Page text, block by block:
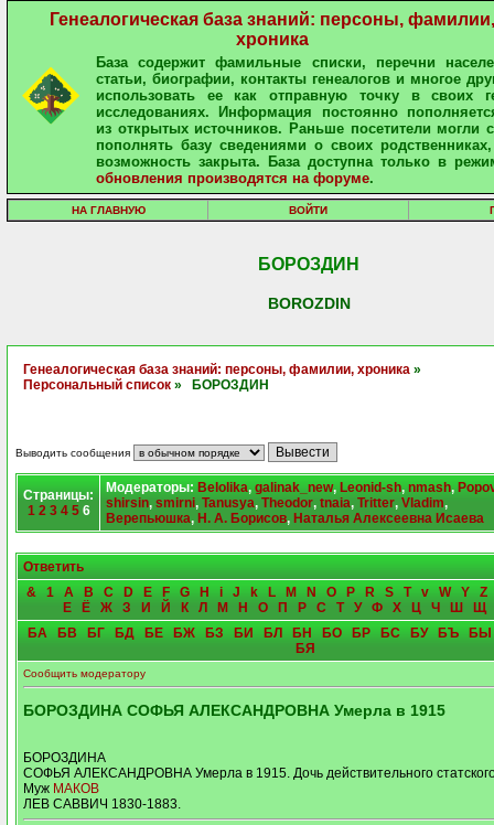
Генеалогическая база знаний: персоны, фамилии,
хроника
База содержит фамильные списки, перечни
статьи, биографии, контакты генеалогов и многое
использовать ее как отправную точку в своих
исследованиях. Информация постоянно
из открытых источников. Раньше посетители могли
пополнять базу сведениями о своих
возможность закрыта. База доступна только в
обновления производятся на форуме.
НА ГЛАВНУЮ ВОЙТИ
БОРОЗДИН
BOROZDIN
Генеалогическая база знаний: персоны, фамилии, хроника »
Персональный список » БОРОЗДИН
Выводить сообщения
Страницы:
1 2 3 4 56
Модераторы: Belolika, galinak_new, Leonid-sh, nmash,
shirsin, smirni, Tanusya, Theodor, tnaia, Tritter, Vladim,
Верепьюшка, Н. А. Борисов, Наталья Алексеевна Исаева
Ответить
&
1 A B C D E F G H i J k L M N O P R S T v W Y
Z
Е
Ё Ж З И Й К Л М Н О П Р С Т У Ф Х Ц Ч Ш
Щ
БА
БВ БГ БД БЕ БЖ БЗ БИ БЛ БН БО БР БС БУ БЪ
БЫ
БЯ
Сообщить модератору
БОРОЗДИНА СОФЬЯ АЛЕКСАНДРОВНА Умерла в 1915
БОРОЗДИНА
СОФЬЯ АЛЕКСАНДРОВНА Умерла в 1915. Дочь действительного
Муж МАКОВ
ЛЕВ САВВИЧ 1830-1883.